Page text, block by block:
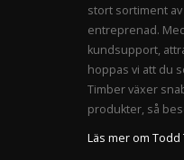
stort sortiment
entreprenad.
kundsupport,
hoppas vi att du
Timber växer
produkter, så
Läs mer om Todd